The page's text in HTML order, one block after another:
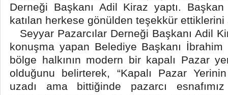
Derneği Başkanı Adil Kiraz yaptı.
katılan herkese gönülden teşekkür
Seyyar Pazarcılar Derneği Başkanı Adil
konuşma yapan Belediye Başkanı
bölge halkının modern bir kapalı Pazar
olduğunu belirterek, “Kapalı Pazar
uzadı ama bittiğinde pazarcı